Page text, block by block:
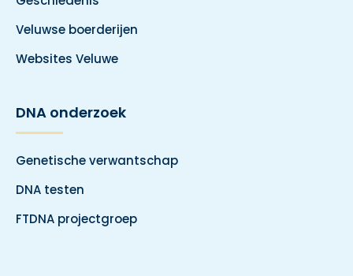
Veluwse boerderijen
Websites Veluwe
DNA onderzoek
Genetische verwantschap
DNA testen
FTDNA projectgroep